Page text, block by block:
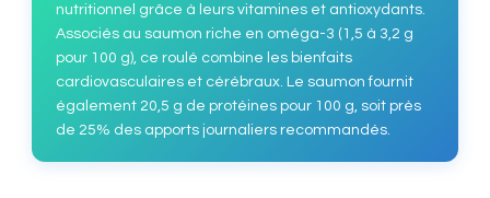
nutritionnel grâce à leurs vitamines et antioxydants.
Associés au saumon riche en oméga-3 (1,5 à 3,2 g
pour 100 g), ce roulé combine les bienfaits
cardiovasculaires et cérébraux. Le saumon fournit
également 20,5 g de protéines pour 100 g, soit près
de 25% des apports journaliers recommandés.